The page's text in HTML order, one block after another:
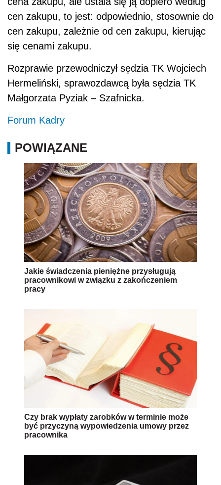
cen zakupu, to jest: odpowiednio, stosownie do
cen zakupu, zależnie od cen zakupu, kierując
się cenami zakupu.
Rozprawie przewodniczył sędzia TK Wojciech
Hermeliński, sprawozdawcą była sędzia TK
Małgorzata Pyziak – Szafnicka.
Forum Kadry
POWIĄZANE
Jakie świadczenia pieniężne przysługują
pracownikowi w związku z zakończeniem
pracy
Czy brak wypłaty zarobków w terminie może
być przyczyną wypowiedzenia umowy przez
pracownika